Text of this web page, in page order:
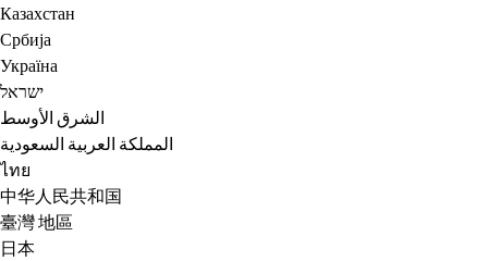
Казахстан
Србија
Україна
ישראל
الشرق الأوسط
المملكة العربية السعودية
ไทย
中华人民共和国
臺灣 地區
日本